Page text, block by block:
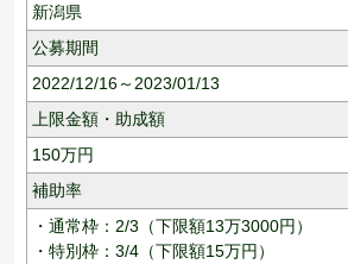
新潟県
公募期間
2022/12/16～2023/01/13
上限金額・助成額
150万円
補助率
・通常枠：2/3（下限額13万3000円）
・特別枠：3/4（下限額15万円）